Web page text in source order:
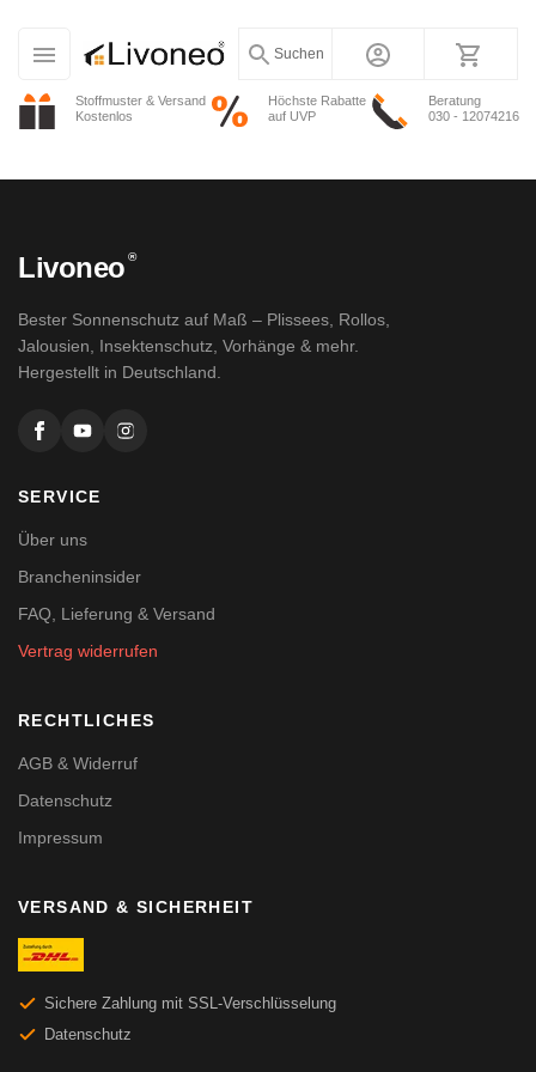
Stoffmuster & Versand
Kostenlos
Höchste Rabatte
auf UVP
Beratung
030 - 12074216
Suchen
Livoneo ®
Bester Sonnenschutz auf Maß – Plissees, Rollos,
Jalousien, Insektenschutz, Vorhänge & mehr.
Hergestellt in Deutschland.
SERVICE
Über uns
Brancheninsider
FAQ, Lieferung & Versand
Vertrag widerrufen
RECHTLICHES
AGB & Widerruf
Datenschutz
Impressum
VERSAND & SICHERHEIT
Sichere Zahlung mit SSL-Verschlüsselung
Datenschutz